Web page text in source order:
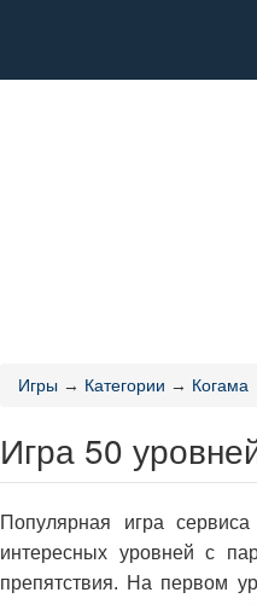
Игры → Категории → Когама
Игра 50
Популярная игра
интересных уровней с
препятствия. На первом